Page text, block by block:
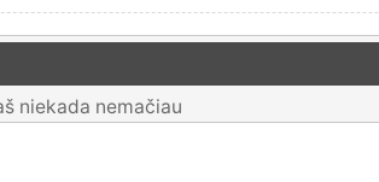
niekada nemačiau